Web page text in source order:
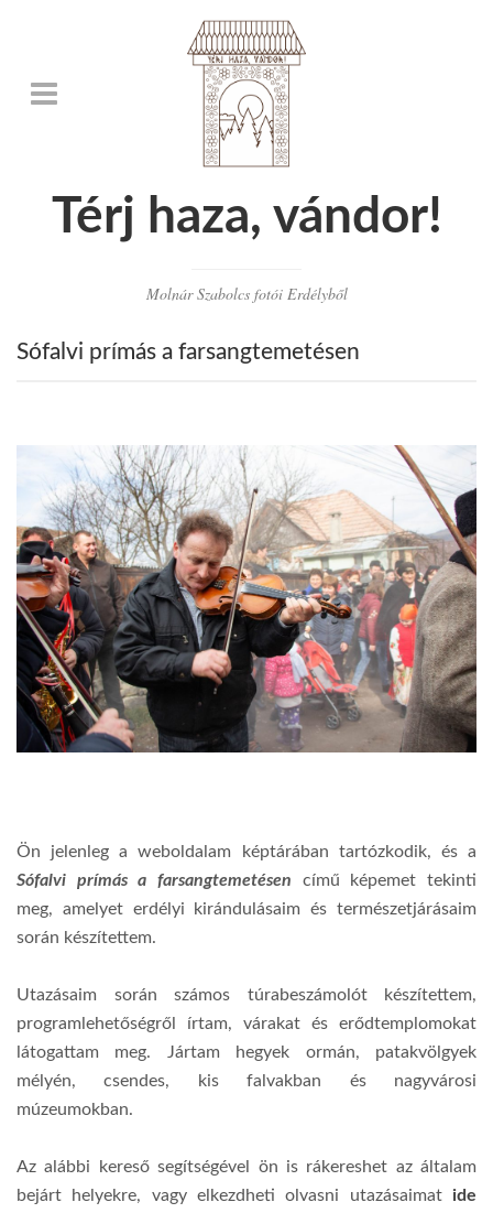
Térj haza, vándor!
Molnár Szabolcs fotói Erdélyből
Sófalvi prímás a farsangtemetésen
Ön jelenleg a weboldalam képtárában tartózkodik, és a
Sófalvi prímás a farsangtemetésen című képemet tekinti
meg, amelyet erdélyi kirándulásaim és természetjárásaim
során készítettem.
Utazásaim során számos túrabeszámolót készítettem,
programlehetőségről írtam, várakat és erődtemplomokat
látogattam meg. Jártam hegyek ormán, patakvölgyek
mélyén, csendes, kis falvakban és nagyvárosi
múzeumokban.
Az alábbi kereső segítségével ön is rákereshet az általam
bejárt helyekre, vagy elkezdheti olvasni utazásaimat ide